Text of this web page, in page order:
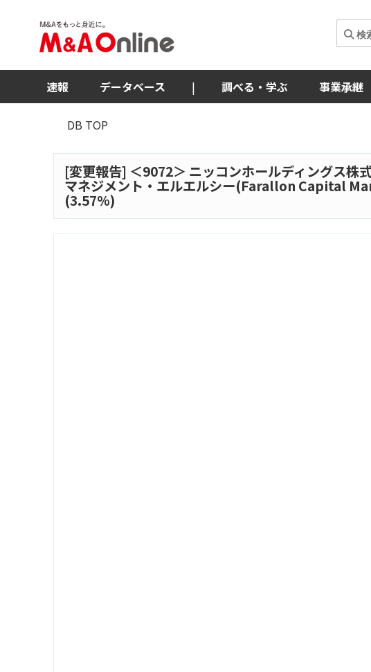
速報 データベース | 調べる・学ぶ 事業承継
DB TOP
[変更報告] ＜9072＞ ニッコンホールディングス
マネジメント・エルエルシー(Farallon Capital
(3.57%)